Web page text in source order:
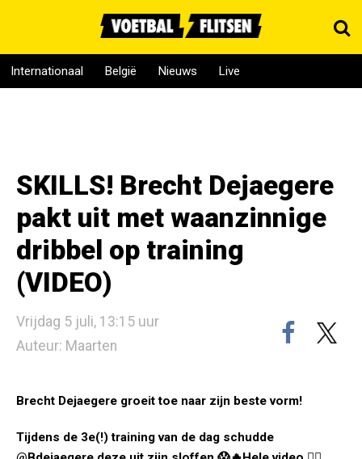
Internationaal België Nieuws Live
SKILLS! Brecht Dejaegere
pakt uit met waanzinnige
dribbel op training
(VIDEO)
Vrijdag 5 juli, 13:15 uur
Auteur: Maarten
Brecht Dejaegere groeit toe naar zijn beste vorm!
Tijdens de 3e(!) training van de dag schudde